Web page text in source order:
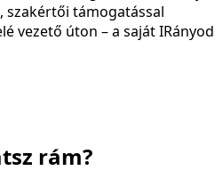
szakértői támogatással
vezető úton – a saját IRányod
rám?